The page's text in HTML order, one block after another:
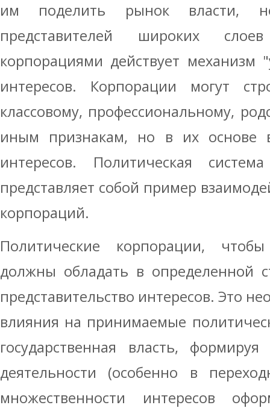
им поделить рынок власти,
представителей широких
корпорациями действует механизм
интересов. Корпорации могут
классовому, профессиональному,
иным признакам, но в их основе
интересов. Политическая
представляет собой пример
корпораций.
Политические корпорации,
должны обладать в определенной
представительство интересов. Это
влияния на принимаемые
государственная власть,
деятельности (особенно в
множественности интересов